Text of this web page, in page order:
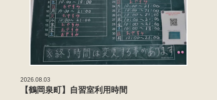
2026.08.03
【鶴岡泉町】自習室利用時間